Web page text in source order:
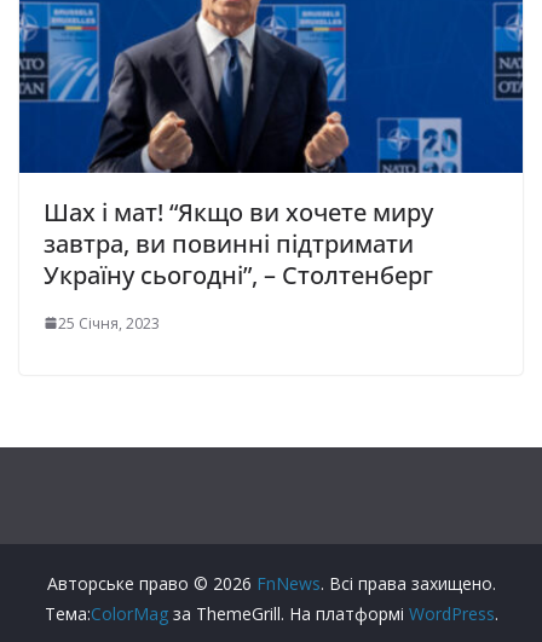
Шах і мат! “Якщо ви хочете миру
завтра, ви повинні підтримати
Україну сьогодні”, – Столтенберг
25 Січня, 2023
Авторське право © 2026 FnNews. Всі права захищено.
Тема:ColorMagза ThemeGrill. На платформі WordPress.